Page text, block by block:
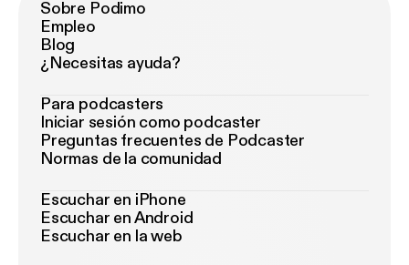
Sobre Podimo
Empleo
Blog
¿Necesitas ayuda?
Para podcasters
Iniciar sesión como podcaster
Preguntas frecuentes de Podcaster
Normas de la comunidad
Escuchar en iPhone
Escuchar en Android
Escuchar en la web